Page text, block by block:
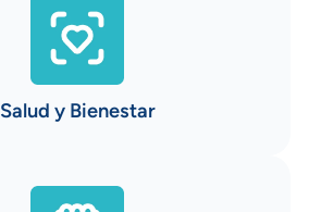
Salud y Bienestar